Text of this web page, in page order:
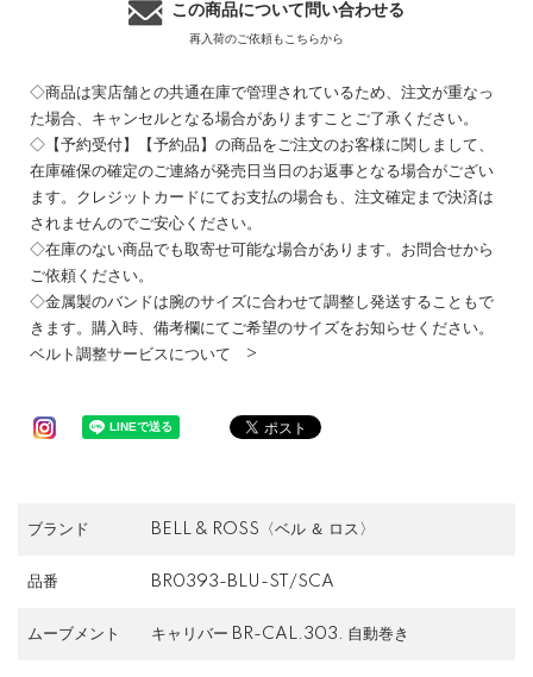
この商品について問い合わせる
再入荷のご依頼もこちらから
◇商品は実店舗との共通在庫で管理されているため、注文が重なっ
た場合、キャンセルとなる場合がありますことご了承ください。
◇【予約受付】【予約品】の商品をご注文のお客様に関しまして、
在庫確保の確定のご連絡が発売日当日のお返事となる場合がござい
ます。クレジットカードにてお支払の場合も、注文確定まで決済は
されませんのでご安心ください。
◇在庫のない商品でも取寄せ可能な場合があります。お問合せから
ご依頼ください。
◇金属製のバンドは腕のサイズに合わせて調整し発送することもで
きます。購入時、備考欄にてご希望のサイズをお知らせください。
ベルト調整サービスについて >
ブランド BELL & ROSS〈ベル ＆ ロス〉
品番 BR0393-BLU-ST/SCA
ムーブメント キャリバー BR-CAL.303. 自動巻き